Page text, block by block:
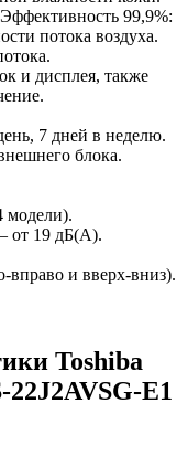
99,9%:
потока воздуха.
и дисплея, также
7 дней в неделю.
блока.
модели).
от 19 дБ(А).
вправо и вверх-вниз).
Toshiba
E1